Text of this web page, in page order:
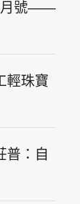
月號——
輕珠寶
普：自